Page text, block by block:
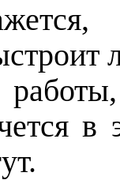
в